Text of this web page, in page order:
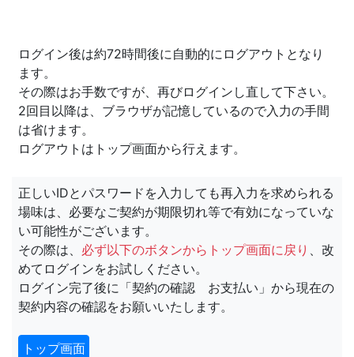
ログイン後は約72時間後に自動的にログアウトとなり
ます。
その際はお手数ですが、再びログインし直して下さい。
2回目以降は、ブラウザが記憶しているので入力の手間
は省けます。
ログアウトはトップ画面から行えます。
正しいIDとパスワードを入力しても再入力を求められる
場味は、必要なご契約が期限切れ等で有効になっていな
い可能性がございます。
その際は、 必ず以下のボタンからトップ画面に戻り 、改
めてログインをお試しください。
ログイン完了後に「契約の確認 お支払い」から現在の
契約内容の確認をお願いいたします。
トップ画面